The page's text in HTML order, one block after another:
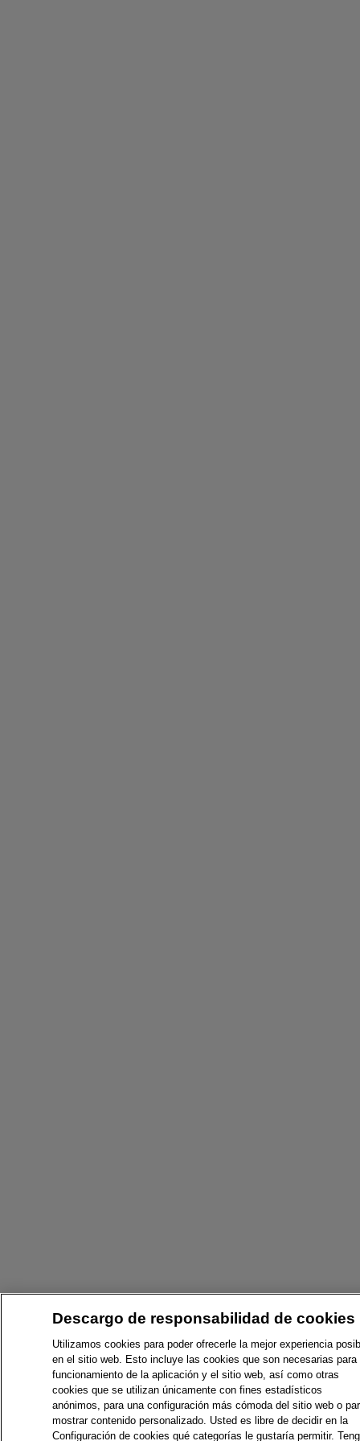
Descargo de responsabilidad de cookies
Utilizamos cookies para poder ofrecerle la mejor experiencia
en el sitio web. Esto incluye las cookies que son necesarias para
funcionamiento de la aplicación y el sitio web, así como otras
cookies que se utilizan únicamente con fines estadísticos
anónimos, para una configuración más cómoda del sitio web o
mostrar contenido personalizado. Usted es libre de decidir en la
Configuración de cookies qué categorías le gustaría permitir.